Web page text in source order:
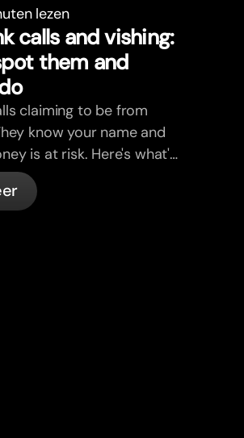
lezen
calls and vishing:
them and
claiming to be from
know your name and
is at risk. Here's what's
and what to do.